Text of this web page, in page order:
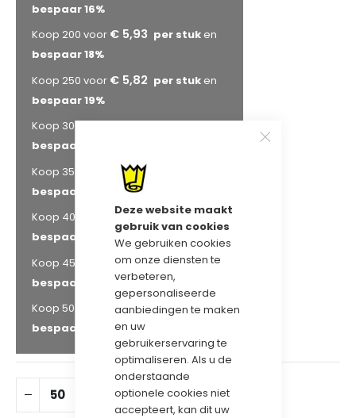
Deze website maakt
gebruik van cookies
We gebruiken cookies
om onze diensten te
verbeteren,
gepersonaliseerde
aanbiedingen te maken
en uw
gebruikerservaring te
optimaliseren. Als u de
onderstaande
optionele cookies niet
accepteert, kan dit uw
bespaar16%
Koop 200 voor € 5,93
en
bespaar18%
Koop 250 voor € 5,82
en
bespaar19%
Koop 300 voor € 5,72
bespaar
Koop 350 voor
€ 5,61
bespaar
Koop 400 voor
€ 5,54
en
bespaar
Koop 450 voor
€ 5,50
en
bespaar
Koop 500 voor
€ 5,43
en
bespaar
IN WINKELWAGEN